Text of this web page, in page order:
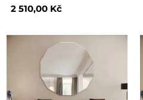
2 510,00 Kč